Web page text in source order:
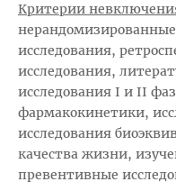
Критерии
исследования,
исследования,
исследования I и II
фармакокинетики,
исследования
качества жизни,
превентивные